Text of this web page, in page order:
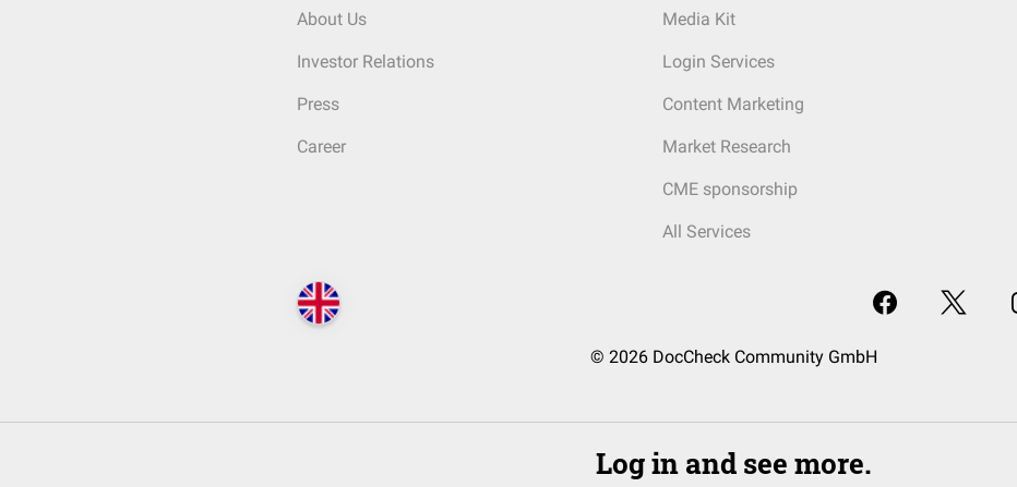
About Us
Investor Relations
Press
Career
Media Kit
Login Services
Content Marketing
Market Research
CME sponsorship
All Services
© 2026 DocCheck Community GmbH
Log in and see more.